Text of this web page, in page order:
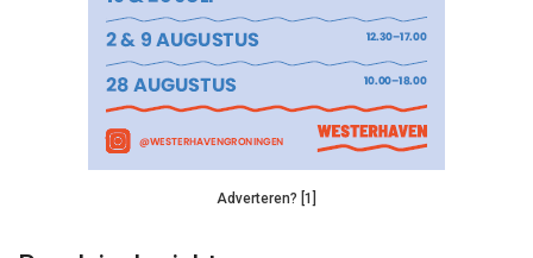
Adverteren? [1]